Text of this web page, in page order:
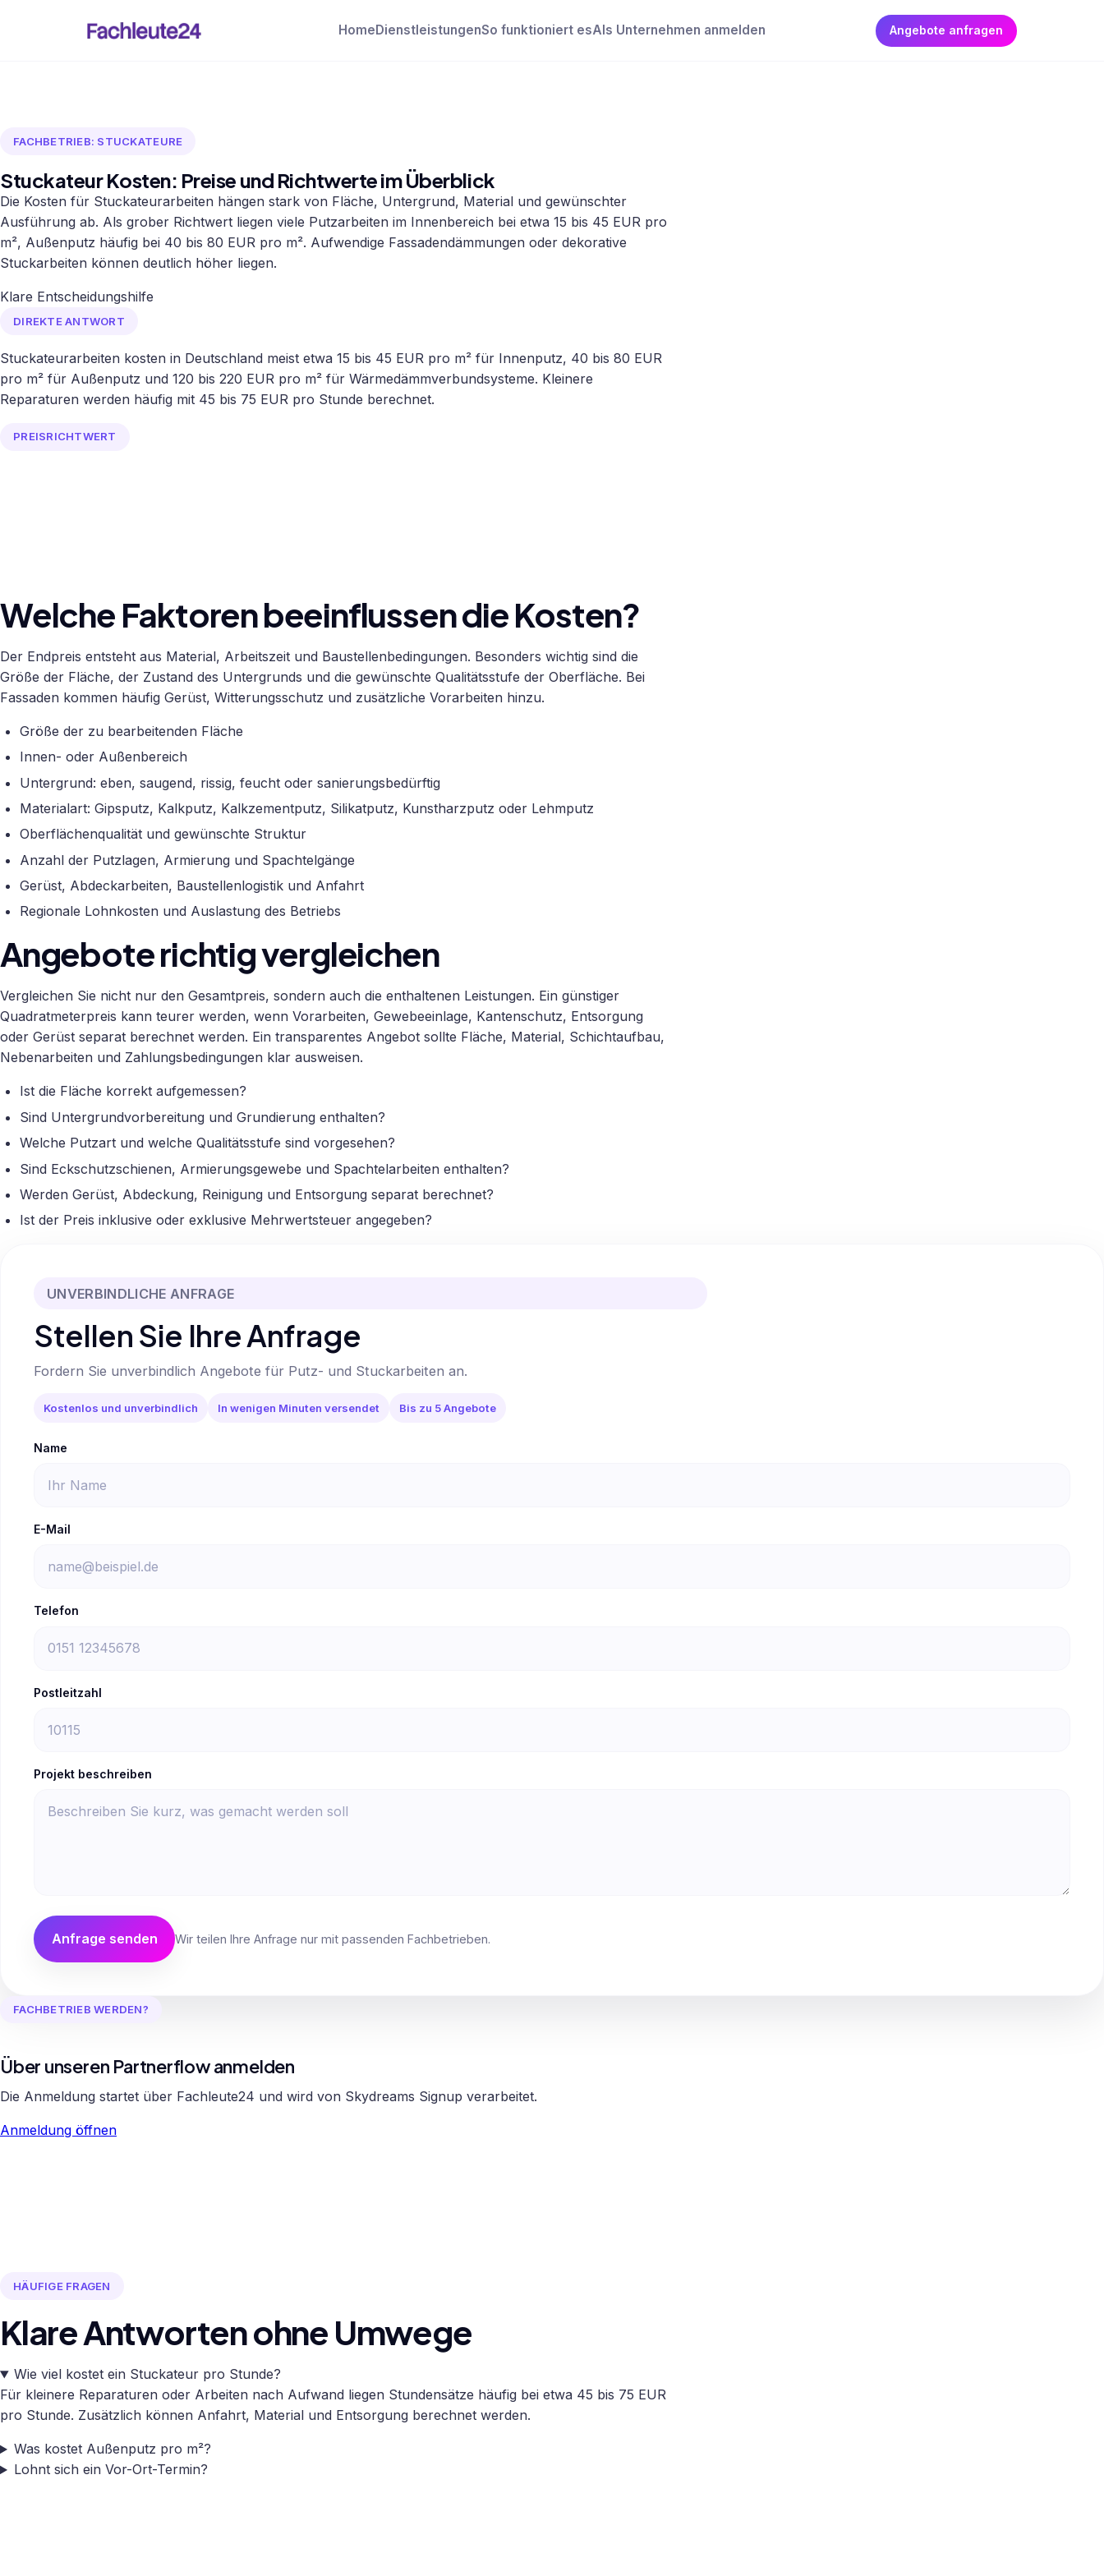
Home DienstleistungenSo funktioniert esAls Unternehmen anmelden Angebote anfragen
FACHBETRIEB: STUCKATEURE
Stuckateur Kosten: Preise und Richtwerte im Überblick
Die Kosten für Stuckateurarbeiten hängen stark von Fläche, Untergrund, Material und gewünschter
Ausführung ab. Als grober Richtwert liegen viele Putzarbeiten im Innenbereich bei etwa 15 bis 45 EUR pro
m², Außenputz häufig bei 40 bis 80 EUR pro m². Aufwendige Fassadendämmungen oder dekorative
Stuckarbeiten können deutlich höher liegen.
Klare Entscheidungshilfe
DIREKTE ANTWORT
Stuckateurarbeiten kosten in Deutschland meist etwa 15 bis 45 EUR pro m² für Innenputz, 40 bis 80 EUR
pro m² für Außenputz und 120 bis 220 EUR pro m² für Wärmedämmverbundsysteme. Kleinere
Reparaturen werden häufig mit 45 bis 75 EUR pro Stunde berechnet.
PREISRICHTWERT
Welche Faktoren beeinflussen die Kosten?
Der Endpreis entsteht aus Material, Arbeitszeit und Baustellenbedingungen. Besonders wichtig sind die
Größe der Fläche, der Zustand des Untergrunds und die gewünschte Qualitätsstufe der Oberfläche. Bei
Fassaden kommen häufig Gerüst, Witterungsschutz und zusätzliche Vorarbeiten hinzu.
Größe der zu bearbeitenden Fläche
Innen- oder Außenbereich
Untergrund: eben, saugend, rissig, feucht oder sanierungsbedürftig
Materialart: Gipsputz, Kalkputz, Kalkzementputz, Silikatputz, Kunstharzputz oder Lehmputz
Oberflächenqualität und gewünschte Struktur
Anzahl der Putzlagen, Armierung und Spachtelgänge
Gerüst, Abdeckarbeiten, Baustellenlogistik und Anfahrt
Regionale Lohnkosten und Auslastung des Betriebs
Angebote richtig vergleichen
Vergleichen Sie nicht nur den Gesamtpreis, sondern auch die enthaltenen Leistungen. Ein günstiger
Quadratmeterpreis kann teurer werden, wenn Vorarbeiten, Gewebeeinlage, Kantenschutz, Entsorgung
oder Gerüst separat berechnet werden. Ein transparentes Angebot sollte Fläche, Material, Schichtaufbau,
Nebenarbeiten und Zahlungsbedingungen klar ausweisen.
Ist die Fläche korrekt aufgemessen?
Sind Untergrundvorbereitung und Grundierung enthalten?
Welche Putzart und welche Qualitätsstufe sind vorgesehen?
Sind Eckschutzschienen, Armierungsgewebe und Spachtelarbeiten enthalten?
Werden Gerüst, Abdeckung, Reinigung und Entsorgung separat berechnet?
Ist der Preis inklusive oder exklusive Mehrwertsteuer angegeben?
UNVERBINDLICHE ANFRAGE
Stellen Sie Ihre Anfrage
Fordern Sie unverbindlich Angebote für Putz- und Stuckarbeiten an.
Kostenlos und unverbindlich In wenigen Minuten versendet Bis zu 5 Angebote
Name
E-Mail
Telefon
Postleitzahl
Projekt beschreiben
Anfrage senden Wir teilen Ihre Anfrage nur mit passenden Fachbetrieben.
FACHBETRIEB WERDEN?
Über unseren Partnerflow anmelden
Die Anmeldung startet über Fachleute24 und wird von Skydreams Signup verarbeitet.
Anmeldung öffnen
HÄUFIGE FRAGEN
Klare Antworten ohne Umwege
Wie viel kostet ein Stuckateur pro Stunde?
Für kleinere Reparaturen oder Arbeiten nach Aufwand liegen Stundensätze häufig bei etwa 45 bis 75 EUR
pro Stunde. Zusätzlich können Anfahrt, Material und Entsorgung berechnet werden.
Was kostet Außenputz pro m²?
Lohnt sich ein Vor-Ort-Termin?